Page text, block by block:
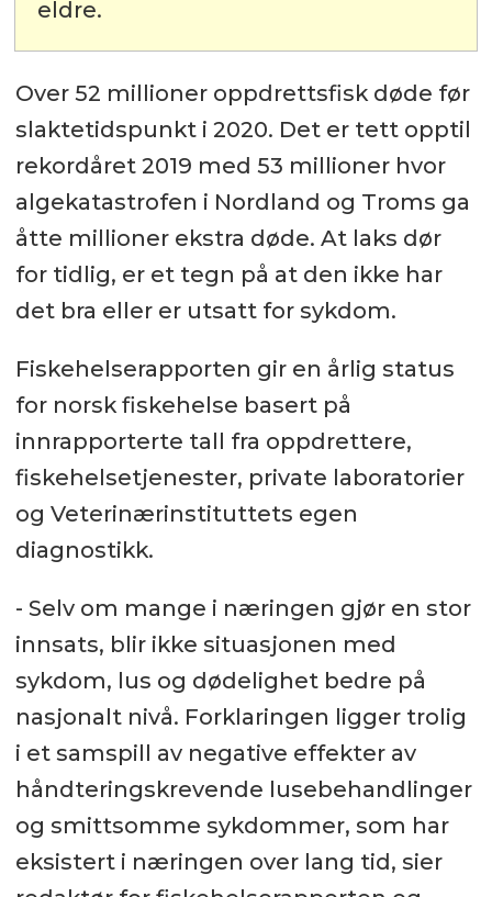
eldre.
Over 52 millioner oppdrettsfisk døde før
slaktetidspunkt i 2020. Det er tett opptil
rekordåret 2019 med 53 millioner hvor
algekatastrofen i Nordland og Troms ga
åtte millioner ekstra døde. At laks dør
for tidlig, er et tegn på at den ikke har
det bra eller er utsatt for sykdom.
Fiskehelserapporten gir en årlig status
for norsk fiskehelse basert på
innrapporterte tall fra oppdrettere,
fiskehelsetjenester, private laboratorier
og Veterinærinstituttets egen
diagnostikk.
- Selv om mange i næringen gjør en stor
innsats, blir ikke situasjonen med
sykdom, lus og dødelighet bedre på
nasjonalt nivå. Forklaringen ligger trolig
i et samspill av negative effekter av
håndteringskrevende lusebehandlinger
og smittsomme sykdommer, som har
eksistert i næringen over lang tid, sier